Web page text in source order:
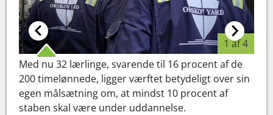
1 af 4
Med nu 32 lærlinge, svarende til 16 procent af de
200 timelønnede, ligger værftet betydeligt over sin
egen målsætning om, at mindst 10 procent af
staben skal være under uddannelse.